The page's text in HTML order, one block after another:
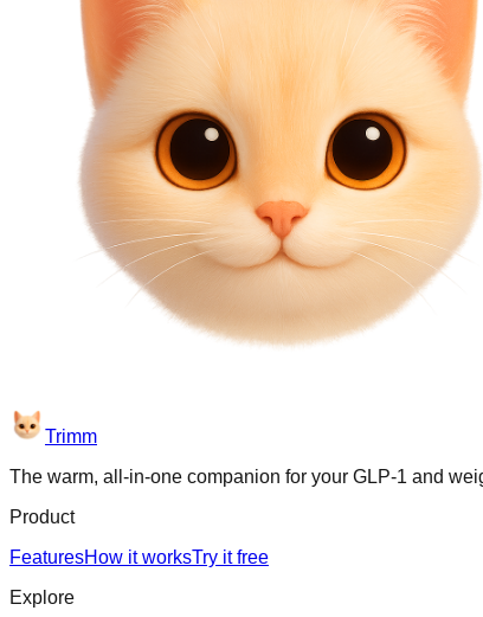
Trimm
The warm, all-in-one companion for your GLP-1 and
Product
FeaturesHow it worksTry it free
Explore